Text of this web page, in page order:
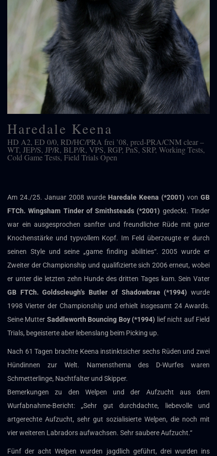
Haredale Keena
HD A2, ED 0/0, RD/HC/PRA frei ’08, prcd-PRA/CNM clear –
WT, JEP/S, JP/R, BLP/R, VPS, RGP, PnS, SRP, Working Tests,
Cold Game Tests, Field Trials Open
Am 24./25. Januar 2008 wurde Haredale Keena (*2001) von GB
FTCh. Wingsham Tinder of Smithsteads (*2001) gedeckt. Tinder
war ein ausgesprochen sanfter und freundlicher Rüde mit guter
Knochenstärke und typvollem Kopf. Im Feld überzeugte er durch
seinen Style und seine „game finding abilities“. 2005 wurde er
Zweiter der Championship und qualifizierte sich 2006 erneut, wobei
er unter die letzten zehn Hunde des dritten Tages kam. Sein Vater
GB FTCh. Goldscleugh’s Butler of Shadowbrae (*1994) wurde
1998 Vierter der Championship und erhielt insgesamt 24 Awards.
Seine Mutter Saddleworth Bouncing Boy (*1994) lief nicht auf Field
Trials, begeisterte aber lebenslang beim Picking up.
Nach 61 Tagen brachte Keena instinktsicher sechs Rüden und zwei
Hündinnen zur Welt. Namensthema des D-Wurfes waren
Schmetterlinge, Nachtfalter und Skipper.
Bemerkungen zu den Welpen und der Aufzucht aus dem
Wurfabnahme-Bericht: „Sehr gut durchdachte, liebevolle und
artgerechte Aufzucht, sehr gut sozialisierte Welpen, die noch mit
vier weiteren Labradors aufwachsen. Sehr saubere Aufzucht.“
Fünf der acht Welpen wurden jagdlich geführt, drei wurden ins